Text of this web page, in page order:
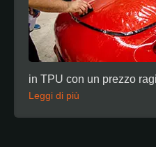
in TPU con un prezzo
Leggi di più